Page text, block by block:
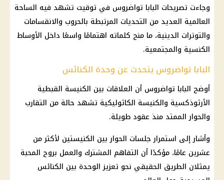
وجاءت تصريحات البابا تواضروس في توقيت تشهد فيه الساحة
العالمية العديد من التحديات المرتبطة بالحروب والانقسامات
والتوترات الدينية، ما منح كلماته اهتمامًا واسعًا داخل الأوساط
الكنسية والمجتمعية.
البابا تواضروس يتحدث عن وحدة الكنائس
أوضح البابا تواضروس أن العلاقات بين الكنيسة القبطية
الأرثوذكسية والكنيسة الكاثوليكية تشهد حالة من التقارب
والحوار الممتد منذ عقود طويلة.
وأشار إلى استمرار جلسات الحوار بين الكنيستين لأكثر من
عشرين عامًا، مؤكدًا أن التفاهم المشترك والعمل بروح المحبة
يمثلان الطريق الحقيقي نحو تعزيز الوحدة بين الكنائس